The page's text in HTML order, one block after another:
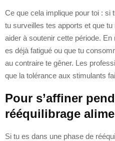
Ce que cela implique pour toi : si
tu surveilles tes apports et que
aider à soutenir cette période.
es déjà fatigué ou que tu
au contraire te gêner. Les
que la tolérance aux stimulants
Pour s’affiner
rééquilibrage
Si tu es dans une phase de